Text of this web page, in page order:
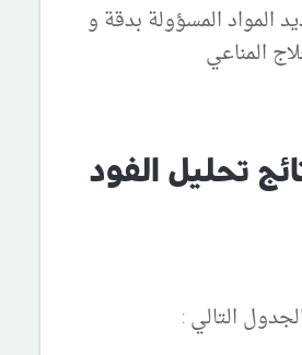
المواد المسؤولة بدقة و
المناعي
تحليل الفود
التالي :